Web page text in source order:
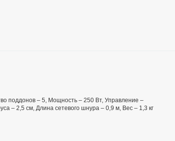
поддонов – 5, Мощность – 250 Вт, Управление –
– 2,5 см, Длина сетевого шнура – 0,9 м, Вес – 1,3 кг